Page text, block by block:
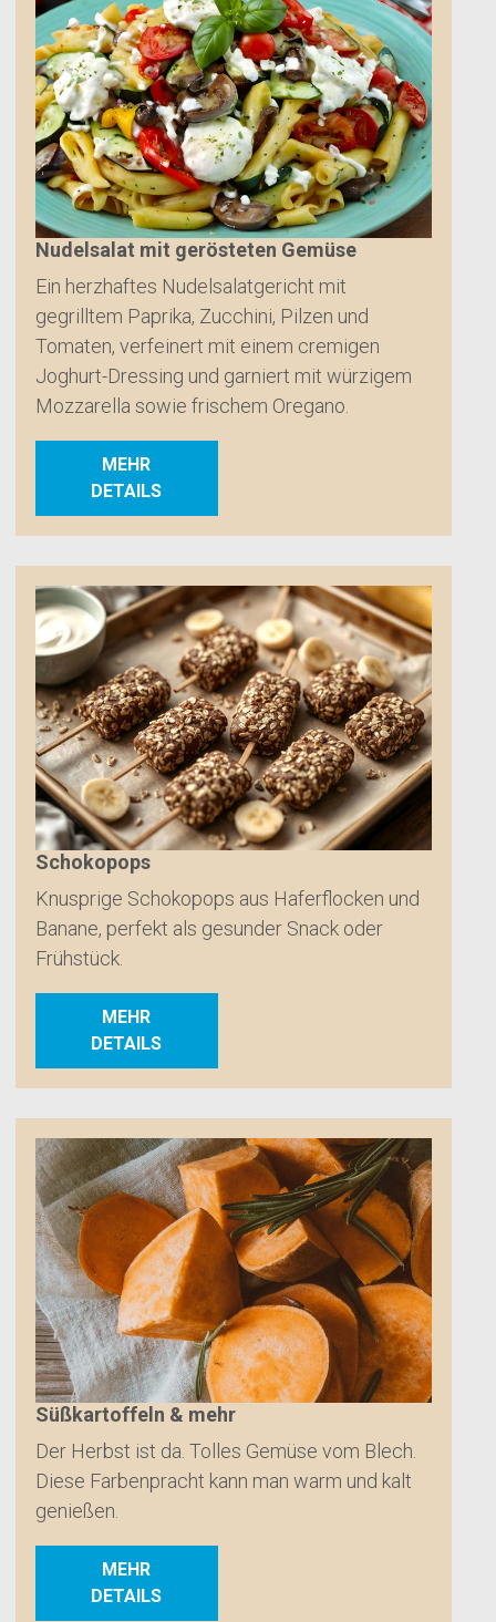
Nudelsalat mit gerösteten Gemüse
Ein herzhaftes Nudelsalatgericht mit
gegrilltem Paprika, Zucchini, Pilzen und
Tomaten, verfeinert mit einem cremigen
Joghurt-Dressing und garniert mit würzigem
Mozzarella sowie frischem Oregano.
MEHR
DETAILS
Schokopops
Knusprige Schokopops aus Haferflocken und
Banane, perfekt als gesunder Snack oder
Frühstück.
MEHR
DETAILS
Süßkartoffeln & mehr
Der Herbst ist da. Tolles Gemüse vom Blech.
Diese Farbenpracht kann man warm und kalt
genießen.
MEHR
DETAILS